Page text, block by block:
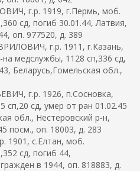
г.р. 1919, г.Пермь, моб.
сд, погиб 30.01.44, Латвия,
оп. 977520, д. 389
г.р. 1911, г.Казань,
медслужбы, 1128 сп,336 сд,
Беларусь,Гомельская обл.,
г.р. 1926, п.Сосновка,
сд, умер от ран 01.02.45
обл., Нестеровский р-н,
посм., оп. 18003, д. 283
с.Елтан, моб.
сд, погиб 44,
в 1944, оп. 818883, д.